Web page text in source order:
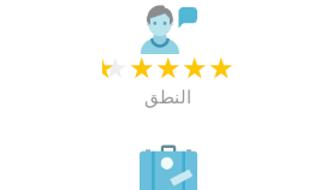
★
★
★
★
★
النطق